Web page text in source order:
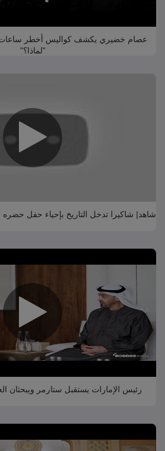
"لماذا؟"
شاهد| شاكيرا تدخل التاريخ بإحياء حفل
رئيس الإمارات يستقبل ستارمر ويبحثان